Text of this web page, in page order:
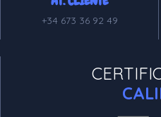
+34 673 36 92 49